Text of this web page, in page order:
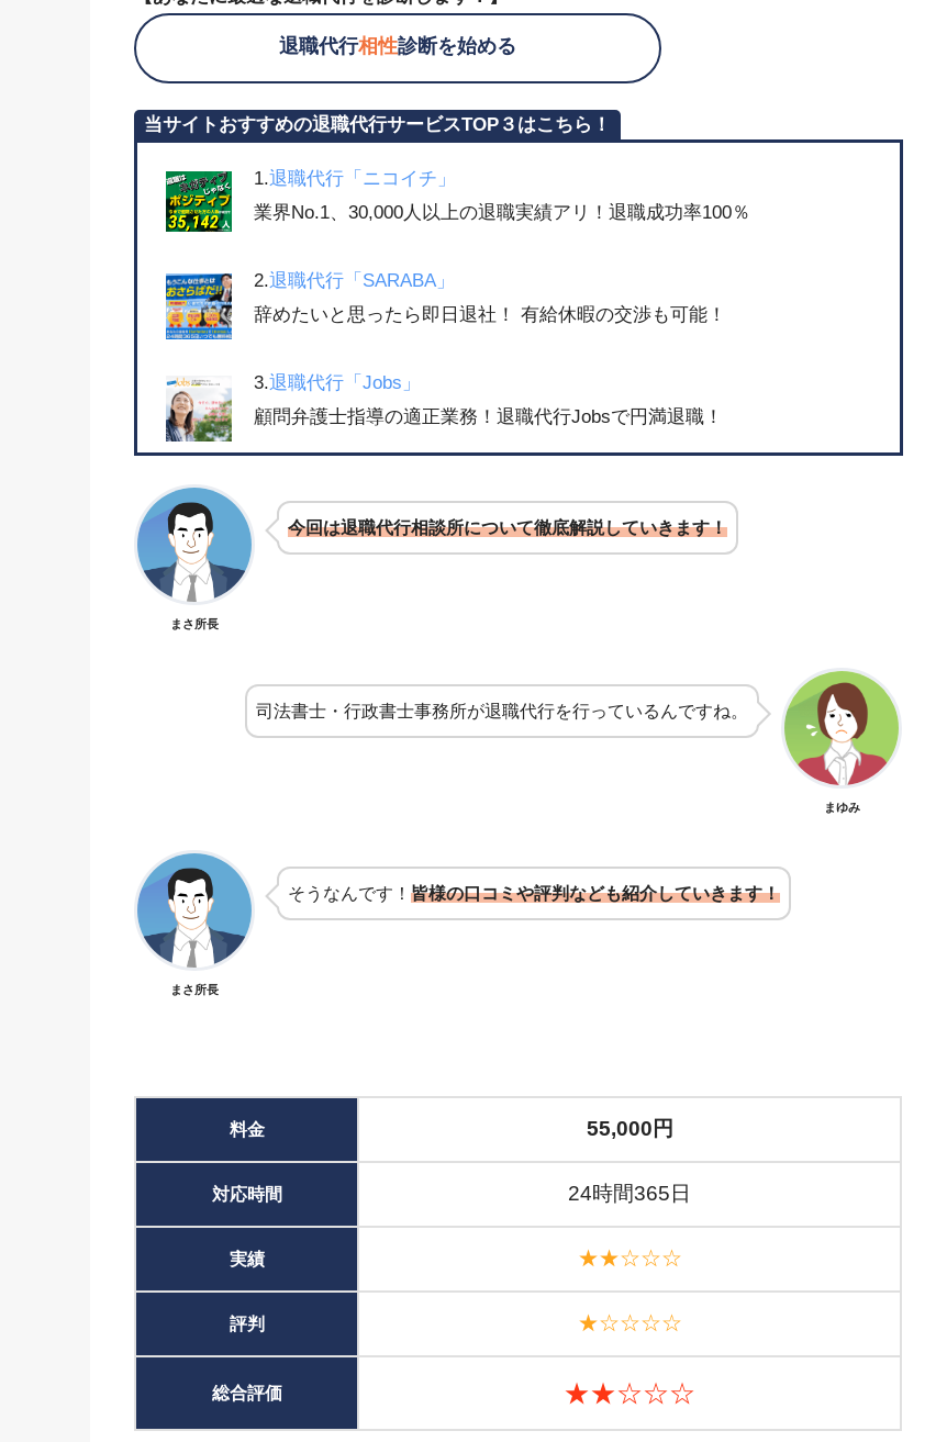
退職代行相性診断を始める
当サイトおすすめの退職代行サービスTOP３はこちら！
1.退職代行「ニコイチ」
業界No.1、30,000人以上の退職実績アリ！退職成功率100％
2.退職代行「SARABA」
辞めたいと思ったら即日退社！ 有給休暇の交渉も可能！
3.退職代行「Jobs」
顧問弁護士指導の適正業務！退職代行Jobsで円満退職！
まさ所長
今回は退職代行相談所について徹底解説していきます！
司法書士・行政書士事務所が退職代行を行っているんですね。
まゆみ
まさ所長
そうなんです！ 皆様の口コミや評判なども紹介していきます！
料金 55,000円
対応時間 24時間365日
実績 ★★☆☆☆
評判 ★☆☆☆☆
総合評価 ★★☆☆☆